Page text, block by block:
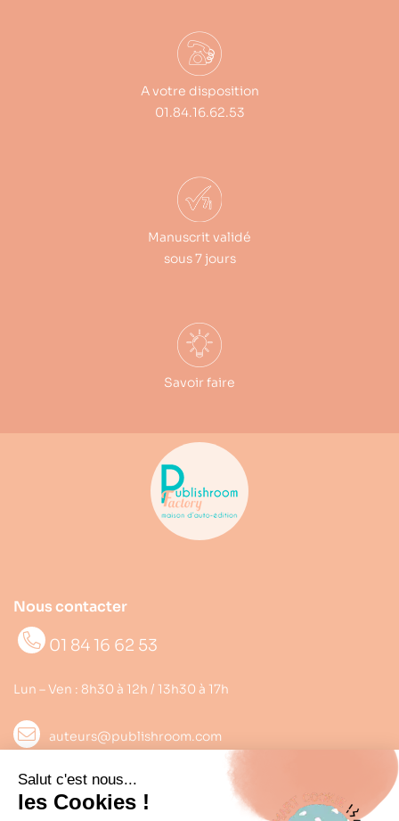
A votre disposition
01.84.16.62.53
Manuscrit validé
sous 7 jours
Savoir faire
Nous contacter
01 84 16 62 53
Lun – Ven : 8h30 à 12h / 13h30 à 17h
auteurs@publishroom.com
Informations 